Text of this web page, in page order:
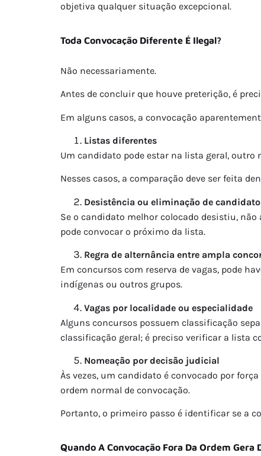
objetiva qualquer situação excepcional.
Toda Convocação Diferente É Ilegal?
Não necessariamente.
Antes de concluir que houve preterição, é
Em alguns casos, a convocação
Listas diferentes
Um candidato pode estar na lista geral,
Nesses casos, a comparação deve ser feita
Desistência ou eliminação de
Se o candidato melhor colocado desistiu,
pode convocar o próximo da lista.
Regra de alternância entre ampla
Em concursos com reserva de vagas, pode
indígenas ou outros grupos.
Vagas por localidade ou especialidade
Alguns concursos possuem classificação
classificação geral; é preciso verificar a lista
Nomeação por decisão judicial
Às vezes, um candidato é convocado por
ordem normal de convocação.
Portanto, o primeiro passo é identificar se a
Quando A Convocação Fora Da Ordem Gera